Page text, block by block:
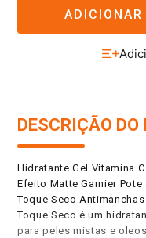
ADICIONAR
DESCRIÇÃO DO
Hidratante Gel Vitamina
Efeito Matte Garnier
Toque Seco
Toque Seco é um
para peles mistas e